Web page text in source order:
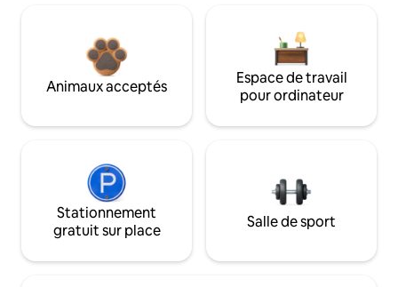
Animaux acceptés
Espace de travail
pour ordinateur
Stationnement
gratuit sur place
Salle de sport